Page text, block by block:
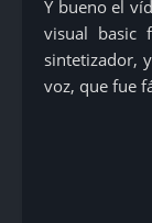
Y bueno el
visual basic
sintetizador,
voz, que fue